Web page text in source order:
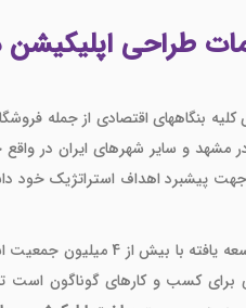
اپلیکیشن در مشهد با
بنگاههای اقتصادی از جمله
همانطور که میدانید
کسب و کارهای گوناگون است